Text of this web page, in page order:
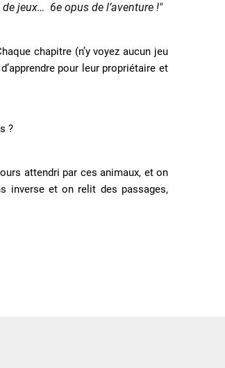
jeux… 6e opus de l’aventure !"
chapitre (n’y voyez aucun jeu
pour leur propriétaire et
?
attendri par ces animaux, et on
inverse et on relit des passages,